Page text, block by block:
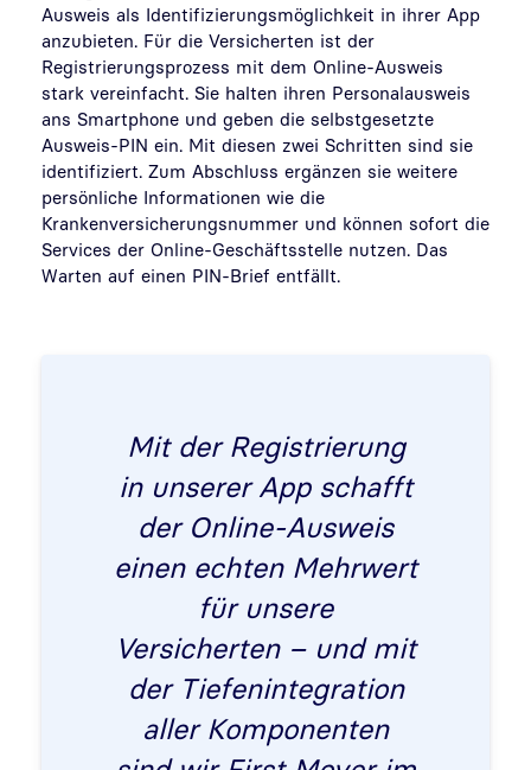
Ausweis als Identifizierungsmöglichkeit in ihrer App
anzubieten. Für die Versicherten ist der
Registrierungsprozess mit dem Online-Ausweis
stark vereinfacht. Sie halten ihren Personalausweis
ans Smartphone und geben die selbstgesetzte
Ausweis-PIN ein. Mit diesen zwei Schritten sind sie
identifiziert. Zum Abschluss ergänzen sie weitere
persönliche Informationen wie die
Krankenversicherungsnummer und können sofort die
Services der Online-Geschäftsstelle nutzen. Das
Warten auf einen PIN-Brief entfällt.
Mit der Registrierung
in unserer App schafft
der Online-Ausweis
einen echten Mehrwert
für unsere
Versicherten – und mit
der Tiefenintegration
aller Komponenten